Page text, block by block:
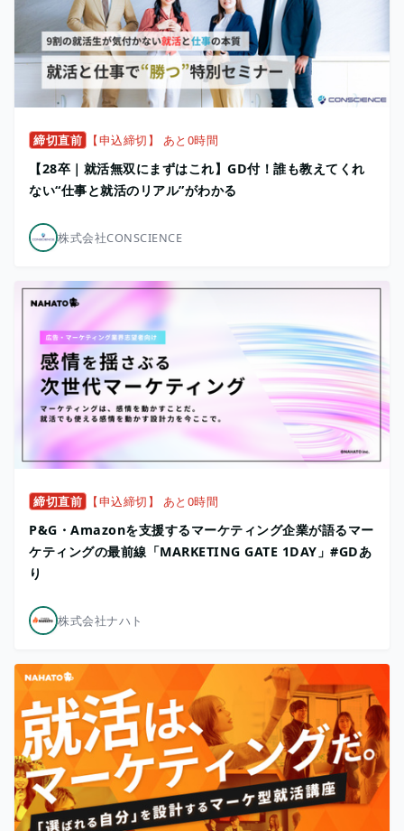
締切直前 【申込締切】 あと0時間
【28卒｜就活無双にまずはこれ】GD付！誰も教えてくれ
ない“仕事と就活のリアル”がわかる
株式会社CONSCIENCE
締切直前 【申込締切】 あと0時間
P&G・Amazonを支援するマーケティング企業が語るマー
ケティングの最前線「MARKETING GATE 1DAY」#GDあ
り
株式会社ナハト